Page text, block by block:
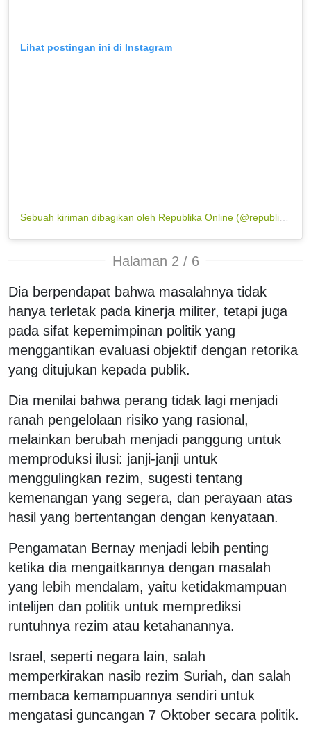
Lihat postingan ini di Instagram
Sebuah kiriman dibagikan oleh Republika Online (@republikaonline)
Halaman 2 / 6
Dia berpendapat bahwa masalahnya tidak
hanya terletak pada kinerja militer, tetapi juga
pada sifat kepemimpinan politik yang
menggantikan evaluasi objektif dengan retorika
yang ditujukan kepada publik.
Dia menilai bahwa perang tidak lagi menjadi
ranah pengelolaan risiko yang rasional,
melainkan berubah menjadi panggung untuk
memproduksi ilusi: janji-janji untuk
menggulingkan rezim, sugesti tentang
kemenangan yang segera, dan perayaan atas
hasil yang bertentangan dengan kenyataan.
Pengamatan Bernay menjadi lebih penting
ketika dia mengaitkannya dengan masalah
yang lebih mendalam, yaitu ketidakmampuan
intelijen dan politik untuk memprediksi
runtuhnya rezim atau ketahanannya.
Israel, seperti negara lain, salah
memperkirakan nasib rezim Suriah, dan salah
membaca kemampuannya sendiri untuk
mengatasi guncangan 7 Oktober secara politik.